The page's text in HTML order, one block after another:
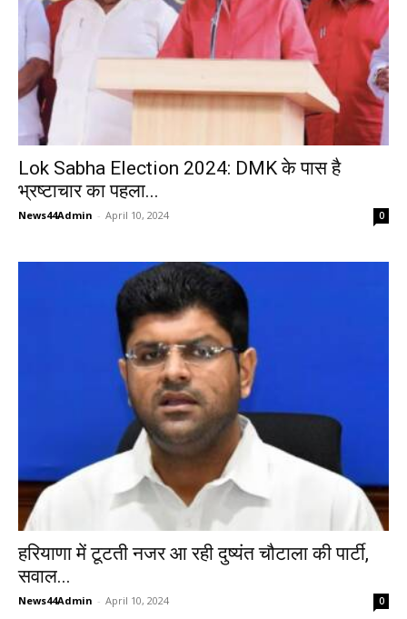
Lok Sabha Election 2024: DMK के पास है
भ्रष्टाचार का पहला...
News44Admin - April 10, 2024 0
हरियाणा में टूटती नजर आ रही दुष्यंत चौटाला की पार्टी,
सवाल...
News44Admin - April 10, 2024 0